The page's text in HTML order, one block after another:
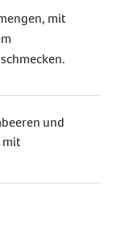
mit
und
mit